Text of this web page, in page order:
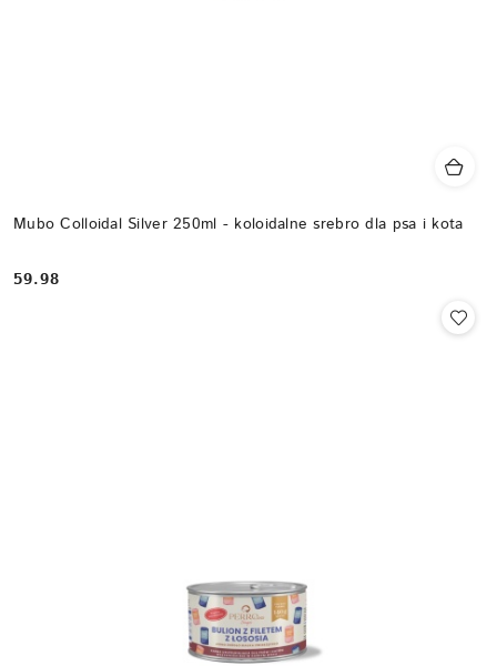
Mubo Colloidal Silver 250ml - koloidalne srebro dla psa i kota
Cena:
59.98